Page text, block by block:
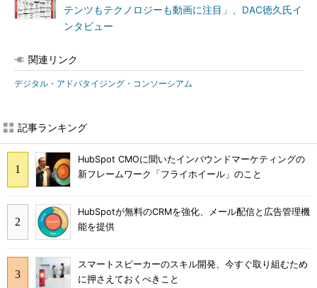
テンツもテクノロジーも動画に注目」、DAC徳久氏イ
ンタビュー
関連リンク
デジタル・アドバタイジング・コンソーシアム
記事ランキング
HubSpot CMOに聞いたインバウンドマーケティングの
新フレームワーク「フライホイール」のこと
HubSpotが無料のCRMを強化、メール配信と広告管理機
能を提供
スマートスピーカーのスキル開発、今すぐ取り組むため
に押さえておくべきこと